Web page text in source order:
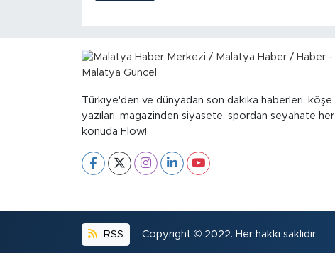
Türkiye'den ve dünyadan son dakika haberleri, köşe
yazıları, magazinden siyasete, spordan seyahate her
konuda Flow!
RSS Copyright © 2022. Her hakkı saklıdır.